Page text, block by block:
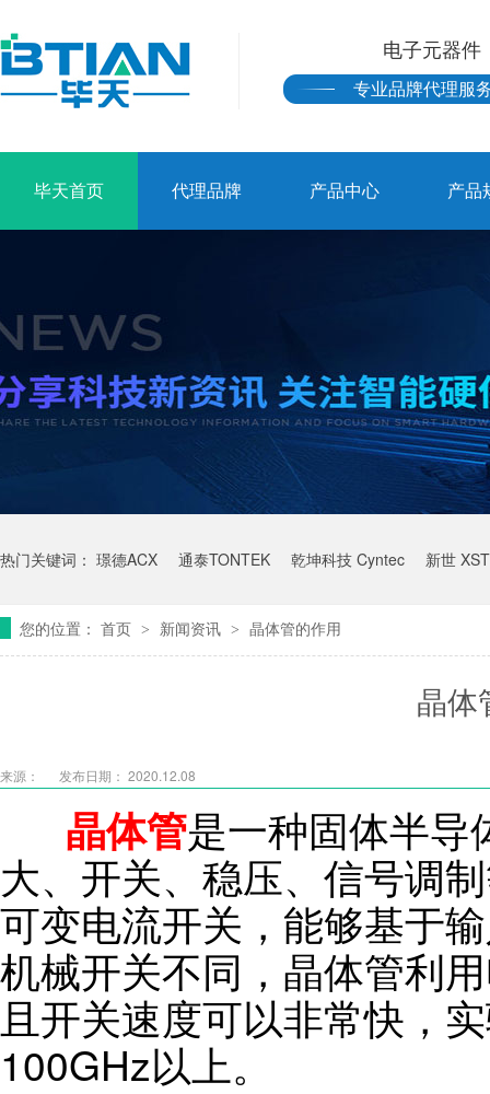
电子元器件
专业品牌代理服
毕天首页 代理品牌 产品中心 产品
热门关键词： 璟德ACX 通泰TONTEK 乾坤科技 Cyntec 新世
您的位置： 首页 > 新闻资讯 > 晶体管的作用
晶体
来源： 发布日期： 2020.12.08
晶体管是一种固体半导
大、开关、稳压、信号调
可变电流开关，能够基于
机械开关不同，晶体管利
且开关速度可以非常快，
100GHz以上。